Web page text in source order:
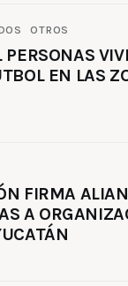
OTROS
EN LAS
FIRMA
A